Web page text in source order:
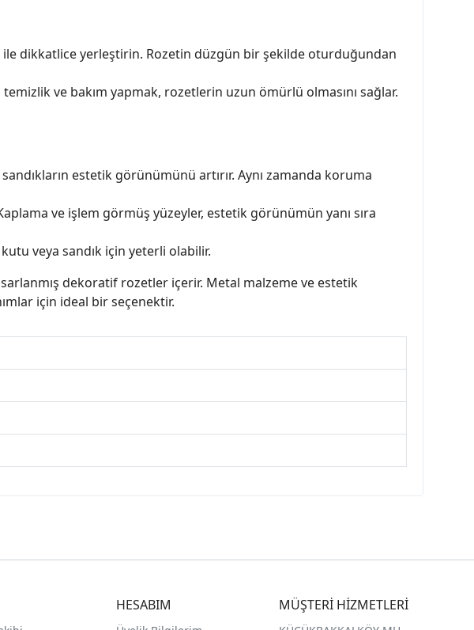
ile dikkatlice yerleştirin. Rozetin düzgün bir şekilde oturduğundan
ve bakım yapmak, rozetlerin uzun ömürlü olmasını sağlar.
estetik görünümünü artırır. Aynı zamanda koruma
ve işlem görmüş yüzeyler, estetik görünümün yanı sıra
veya sandık için yeterli olabilir.
dekoratif rozetler içerir. Metal malzeme ve estetik
için ideal bir seçenektir.
HESABIM MÜŞTERİ HİZMETLERİ